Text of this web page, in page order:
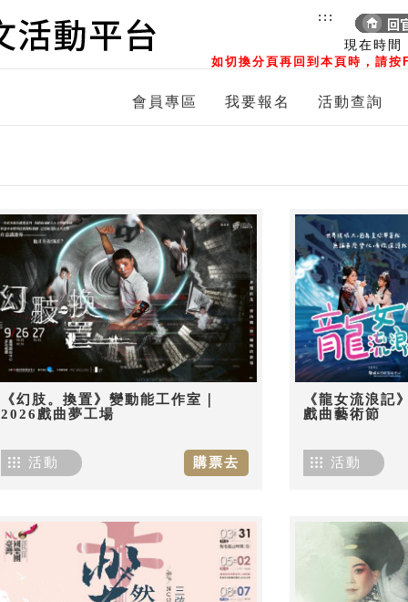
現在時間
如切換分頁再回到本頁時，請
:::
會員專區 我要報名 活動查詢
《幻肢。換置》變動能工作室｜
2026戲曲夢工場
購票去
活動
《龍女流浪記
戲曲藝術節
活動